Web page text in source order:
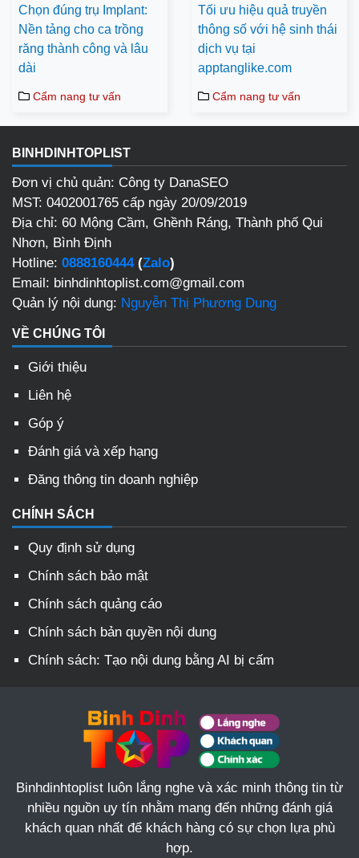
Chọn đúng trụ Implant:
Nền tảng cho ca trồng
răng thành công và lâu
dài
Cẩm nang tư vấn
Tối ưu hiệu quả truyền
thông số với hệ sinh thái
dịch vụ tại
apptanglike.com
Cẩm nang tư vấn
BINHDINHTOPLIST
Đơn vị chủ quản: Công ty DanaSEO
MST: 0402001765 cấp ngày 20/09/2019
Địa chỉ: 60 Mộng Cầm, Ghềnh Ráng, Thành phố Qui
Nhơn, Bình Định
Hotline: 0888160444(Zalo)
Email: binhdinhtoplist.com@gmail.com
Quản lý nội dung: Nguyễn Thị Phương Dung
VỀ CHÚNG TÔI
Giới thiệu
Liên hệ
Góp ý
Đánh giá và xếp hạng
Đăng thông tin doanh nghiệp
CHÍNH SÁCH
Quy định sử dụng
Chính sách bảo mật
Chính sách quảng cáo
Chính sách bản quyền nội dung
Chính sách: Tạo nội dung bằng AI bị cấm
Binhdinhtoplist luôn lắng nghe và xác minh thông tin từ
nhiều nguồn uy tín nhằm mang đến những đánh giá
khách quan nhất để khách hàng có sự chọn lựa phù
hợp.